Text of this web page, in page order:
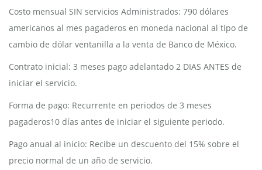
Costo mensual SIN servicios Administrados: 790 dólares
americanos al mes pagaderos en moneda nacional al tipo de
cambio de dólar ventanilla a la venta de Banco de México.
Contrato inicial: 3 meses pago adelantado 2 DIAS ANTES de
iniciar el servicio.
Forma de pago: Recurrente en periodos de 3 meses
pagaderos10 días antes de iniciar el siguiente periodo.
Pago anual al inicio: Recibe un descuento del 15% sobre el
precio normal de un año de servicio.